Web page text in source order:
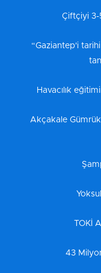
Çiftçiyi
“Gaziantep'i
Havacılık
Akçakale
TOKİ
43